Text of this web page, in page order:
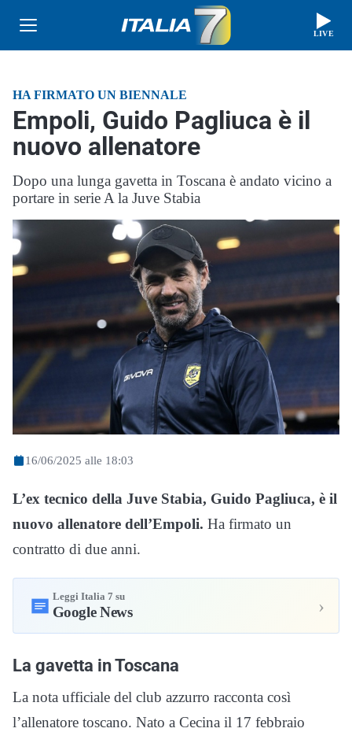
LIVE
HA FIRMATO UN BIENNALE
Empoli, Guido Pagliuca è il
nuovo allenatore
Dopo una lunga gavetta in Toscana è andato vicino a
portare in serie A la Juve Stabia
16/06/2025 alle 18:03
L’ex tecnico della Juve Stabia, Guido Pagliuca, è il
nuovo allenatore dell’Empoli. Ha firmato un
contratto di due anni.
Leggi Italia 7 su
Google News ›
La gavetta in Toscana
La nota ufficiale del club azzurro racconta così
l’allenatore toscano. Nato a Cecina il 17 febbraio